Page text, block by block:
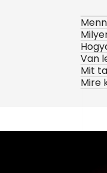
Van
Mit
Mire